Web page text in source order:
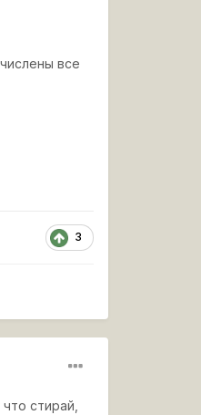
все
3
стирай,